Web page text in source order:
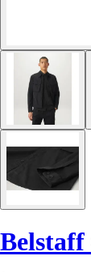
Belstaff